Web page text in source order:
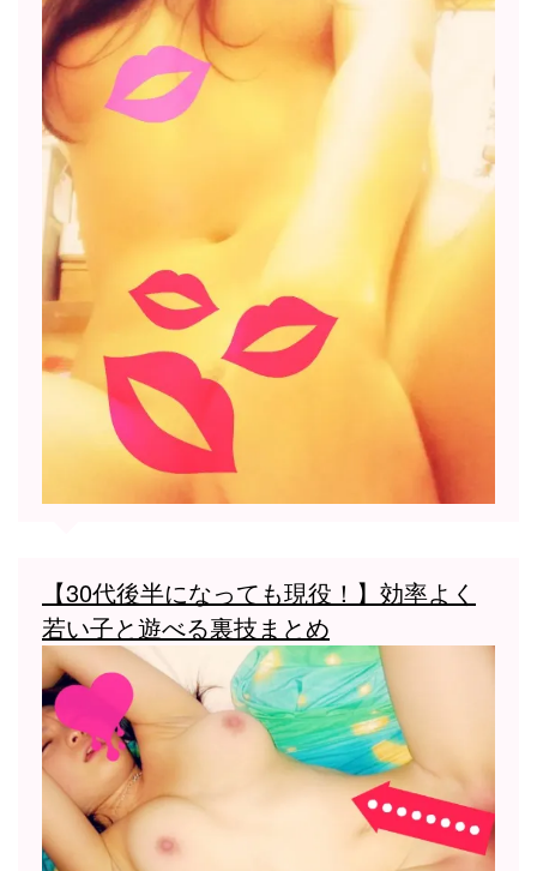
【30代後半になっても現役！】効率よく
若い子と遊べる裏技まとめ